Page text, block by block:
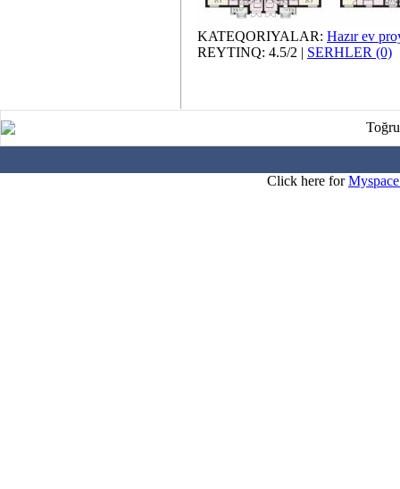
KATEQORIYALAR: Hazır ev
REYTINQ: 4.5/2 | SERHLER (0)
Click here for